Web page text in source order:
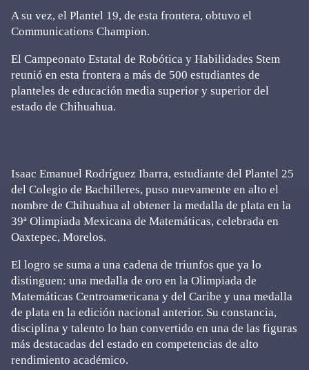
A su vez, el Plantel 19, de esta frontera, obtuvo el
Communications Champion.
El Campeonato Estatal de Robótica y Habilidades Stem
reunió en esta frontera a más de 500 estudiantes de
planteles de educación media superior y superior del
estado de Chihuahua.
Isaac Emanuel Rodríguez Ibarra, estudiante del Plantel 25
del Colegio de Bachilleres, puso nuevamente en alto el
nombre de Chihuahua al obtener la medalla de plata en la
39ª Olimpiada Mexicana de Matemáticas, celebrada en
Oaxtepec, Morelos.
El logro se suma a una cadena de triunfos que ya lo
distinguen: una medalla de oro en la Olimpiada de
Matemáticas Centroamericana y del Caribe y una medalla
de plata en la edición nacional anterior. Su constancia,
disciplina y talento lo han convertido en una de las figuras
más destacadas del estado en competencias de alto
rendimiento académico.